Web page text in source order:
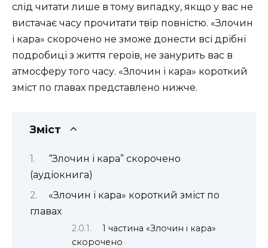
слід читати лише в тому випадку, якщо у вас не
вистачає часу прочитати твір повністю. «Злочин
і кара» скорочено не зможе донести всі дрібні
подробиці з життя героїв, не занурить вас в
атмосферу того часу. «Злочин і кара» короткий
зміст по главах представлено нижче.
Зміст
“Злочин і кара” скорочено
(аудіокнига)
«Злочин і кара» короткий зміст по
главах
1 частина «Злочин і кара»
скорочено